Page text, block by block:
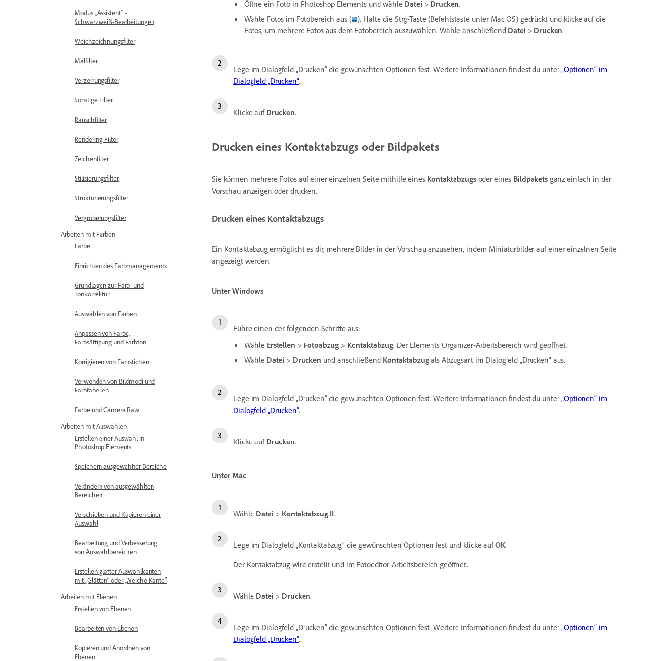
Modus „Assistent“ –
Schwarzweiß-Bearbeitungen
Weichzeichnungsfilter
Malfilter
Verzerrungsfilter
Sonstige Filter
Rauschfilter
Rendering-Filter
Zeichenfilter
Stilisierungsfilter
Strukturierungsfilter
Vergröberungsfilter
Arbeiten mit Farben
Farbe
Einrichten des Farbmanagements
Grundlagen zur Farb- und
Tonkorrektur
Auswählen von Farben
Anpassen von Farbe,
Farbsättigung und Farbton
Korrigieren von Farbstichen
Verwenden von Bildmodi und
Farbtabellen
Farbe und Camera Raw
Arbeiten mit Auswahlen
Erstellen einer Auswahl in
Photoshop Elements
Speichern ausgewählter Bereiche
Verändern von ausgewählten
Bereichen
Verschieben und Kopieren einer
Auswahl
Bearbeitung und Verbesserung
von Auswahlbereichen
Erstellen glatter Auswahlkanten
mit „Glätten“ oder „Weiche Kante“
Arbeiten mit Ebenen
Erstellen von Ebenen
Bearbeiten von Ebenen
Kopieren und Anordnen von
Ebenen
Öffne ein Foto in Photoshop Elements und wähle Datei > Drucken.
Wähle Fotos im Fotobereich aus ( ). Halte die Strg-Taste (Befehlstaste unter Mac OS) gedrückt und klicke auf die
Fotos, um mehrere Fotos aus dem Fotobereich auszuwählen. Wähle anschließend Datei > Drucken.
Lege im Dialogfeld „Drucken“ die gewünschten Optionen fest. Weitere Informationen findest du unter „Optionen“ im
Dialogfeld „Drucken“.
Klicke auf Drucken.
Drucken eines Kontaktabzugs oder Bildpakets
Sie können mehrere Fotos auf einer einzelnen Seite mithilfe eines Kontaktabzugs oder eines Bildpakets ganz einfach in der
Vorschau anzeigen oder drucken.
Drucken eines Kontaktabzugs
Ein Kontaktabzug ermöglicht es dir, mehrere Bilder in der Vorschau anzusehen, indem Miniaturbilder auf einer einzelnen Seite
angezeigt werden.
Unter Windows
Führe einen der folgenden Schritte aus:
Wähle Erstellen > Fotoabzug > Kontaktabzug. Der Elements Organizer-Arbeitsbereich wird geöffnet.
Wähle Datei > Drucken und anschließend Kontaktabzug als Abzugsart im Dialogfeld „Drucken“ aus.
Lege im Dialogfeld „Drucken“ die gewünschten Optionen fest. Weitere Informationen findest du unter „Optionen“ im
Dialogfeld „Drucken“.
Klicke auf Drucken.
Unter Mac
Wähle Datei > Kontaktabzug II.
Lege im Dialogfeld „Kontaktabzug“ die gewünschten Optionen fest und klicke aufOK.
Der Kontaktabzug wird erstellt und im Fotoeditor-Arbeitsbereich geöffnet.
Wähle Datei > Drucken.
Lege im Dialogfeld „Drucken“ die gewünschten Optionen fest. Weitere Informationen findest du unter „Optionen“ im
Dialogfeld „Drucken“.